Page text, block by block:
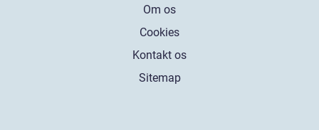
Om os
Cookies
Kontakt os
Sitemap